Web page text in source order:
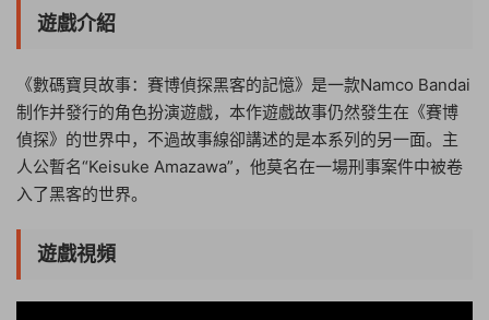
遊戲介紹
《數碼寶貝故事：賽博偵探黑客的記憶》是一款Namco Bandai
制作并發行的角色扮演遊戲，本作遊戲故事仍然發生在《賽博
偵探》的世界中，不過故事線卻講述的是本系列的另一面。主
人公暫名“Keisuke Amazawa”，他莫名在一場刑事案件中被卷
入了黑客的世界。
遊戲視頻